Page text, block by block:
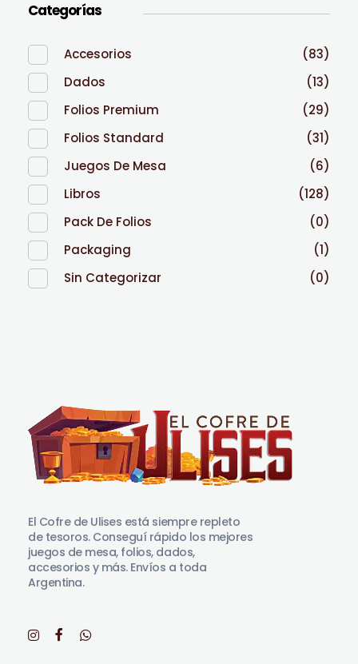
Categorías
Accesorios
(83)
Dados
(13)
Folios Premium
(29)
Folios Standard
(31)
Juegos De Mesa
(6)
Libros
(128)
Pack De Folios
(0)
Packaging
(1)
Sin Categorizar
(0)
El Cofre de Ulises está siempre repleto
de tesoros. Conseguí rápido los mejores
juegos de mesa, folios, dados,
accesorios y más. Envíos a toda
Argentina.